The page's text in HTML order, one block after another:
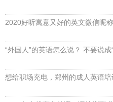
2020好听寓意又好的英文微信昵
“外国人”的英语怎么说？ 不要说成